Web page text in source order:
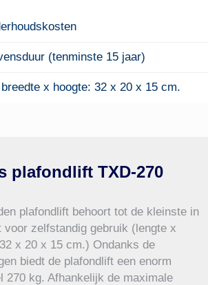
(tenminste 15 jaar)
x hoogte: 32 x 20 x 15 cm.
plafondlift TXD-270
plafondlift behoort tot de kleinste in
voor zelfstandig gebruik (lengte x
x 20 x 15 cm.) Ondanks de
biedt de plafondlift een enorm
270 kg. Afhankelijk de maximale